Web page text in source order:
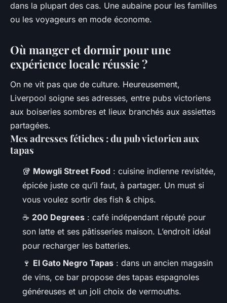
dans la plupart des cas. Une aubaine pour les familles
ou les voyageurs en mode économe.
Où manger et dormir pour une
expérience locale réussie ?
On ne vit pas que de culture. Heureusement,
Liverpool soigne ses adresses, entre pubs victoriens
aux boiseries sombres et lieux branchés aux assiettes
partagées.
Mes adresses fétiches : du pub victorien aux
tapas
🥡 Mowgli Street Food : cuisine indienne revisitée,
épicée juste ce qu’il faut, à partager. Un must si
vous voulez sortir des fish & chips.
☕ 200 Degrees : café indépendant réputé pour
son latte et ses pâtisseries maison. L’endroit idéal
pour recharger les batteries.
🍷 El Gato Negro Tapas : dans un ancien magasin
de vins, ce bar propose des tapas espagnoles
généreuses et un joli choix de vermouths.